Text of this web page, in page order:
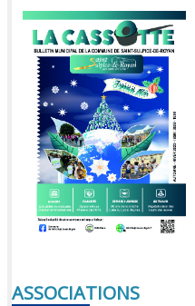
ASSOCIATIONS